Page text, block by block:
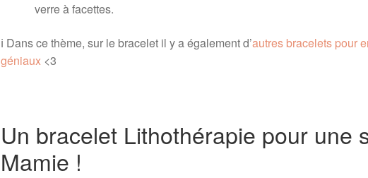
verre à facettes.
ℹ️ Dans ce thème, sur le bracelet il y a également d’autres bracelets pour
géniaux <3
Un bracelet Lithothérapie pour une
Mamie !